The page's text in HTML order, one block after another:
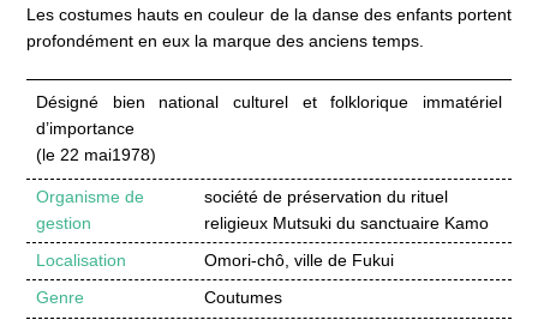
Les costumes hauts en couleur de la danse des enfants portent
profondément en eux la marque des anciens temps.
Désigné bien national culturel et folklorique immatériel
d’importance
(le 22 mai1978)
Organisme de
gestion
société de préservation du rituel
religieux Mutsuki du sanctuaire Kamo
Localisation Omori-chô, ville de Fukui
Genre Coutumes